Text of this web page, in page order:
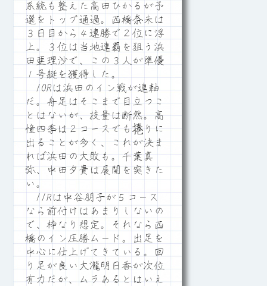
系統も整えた高田ひかるが予
選をトップ通過。西橋奈未は
３日目から４連勝で２位に浮
上。３位は当地連覇を狙う浜
田亜理沙で、この３人が準優
１号艇を獲得した。
10Rは浜田のイン戦が連軸
だ。舟足はそこまで目立つこ
とはないが、技量は断然。高
憧四季は２コースでも捲りに
出ることが多く、これが決ま
れば浜田の大敗も。千葉真
弥、中田夕貴は展開を突きた
い。
11Rは中谷朋子が５コース
なら前付けはあまりしないの
で、枠なり想定。それなら西
橋のイン圧勝ムード。出足を
中心に仕上げてきている。回
り足が良い大瀧明日香が次位
有力だが、ムラあるとはいえ